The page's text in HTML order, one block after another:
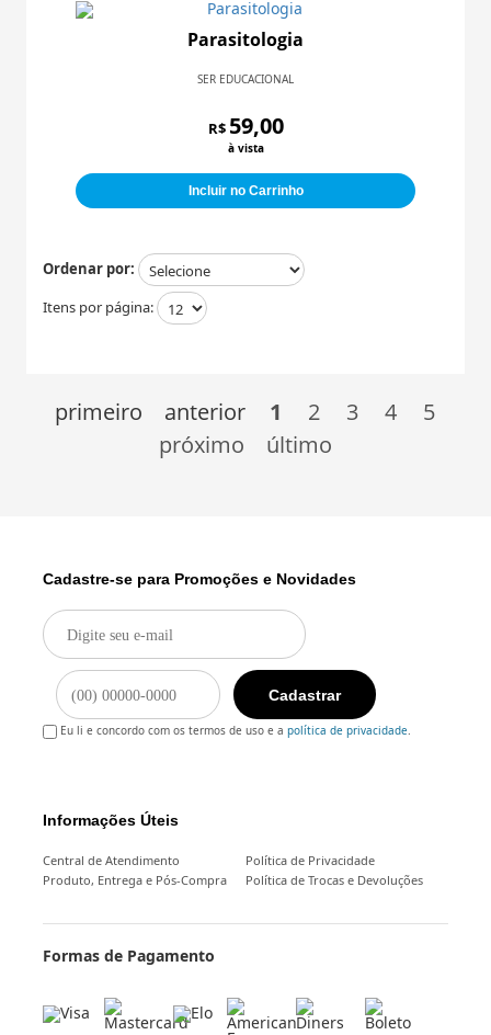
Parasitologia
SER EDUCACIONAL
R$ 59,00
à vista
Incluir no Carrinho
Ordenar por:
Itens por página:
primeiro anterior 1 2 3 4
5
próximo
último
Informações Úteis
Central de Atendimento
Política de Privacidade
Produto, Entrega e Pós-Compra
Política de Trocas e Devoluções
Cadastre-se para Promoções e Novidades
Cadastrar
Eu li e concordo com os termos de uso e a política de privacidade.
Formas de Pagamento